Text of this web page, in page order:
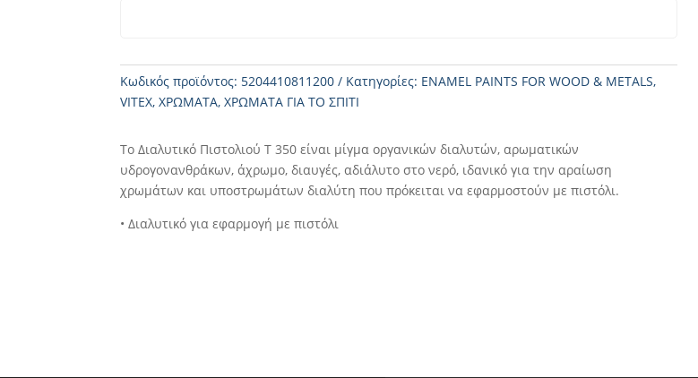
Κωδικός προϊόντος: 5204410811200 Κατηγορίες: ENAMEL PAINTS FOR WOOD & METALS,
VITEX,ΧΡΩΜΑΤΑ,ΧΡΩΜΑΤΑ ΓΙΑ ΤΟ ΣΠΙΤΙ
Το Διαλυτικό Πιστολιού Τ 350 είναι μίγμα οργανικών διαλυτών, αρωματικών
υδρογονανθράκων, άχρωμο, διαυγές, αδιάλυτο στο νερό, ιδανικό για την αραίωση
χρωμάτων και υποστρωμάτων διαλύτη που πρόκειται να εφαρμοστούν με πιστόλι.
• Διαλυτικό για εφαρμογή με πιστόλι